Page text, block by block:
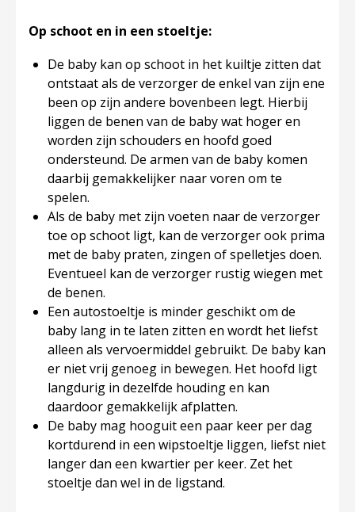
Op schoot en in een stoeltje:
De baby kan op schoot in het kuiltje zitten dat
ontstaat als de verzorger de enkel van zijn ene
been op zijn andere bovenbeen legt. Hierbij
liggen de benen van de baby wat hoger en
worden zijn schouders en hoofd goed
ondersteund. De armen van de baby komen
daarbij gemakkelijker naar voren om te
spelen.
Als de baby met zijn voeten naar de verzorger
toe op schoot ligt, kan de verzorger ook prima
met de baby praten, zingen of spelletjes doen.
Eventueel kan de verzorger rustig wiegen met
de benen.
Een autostoeltje is minder geschikt om de
baby lang in te laten zitten en wordt het liefst
alleen als vervoermiddel gebruikt. De baby kan
er niet vrij genoeg in bewegen. Het hoofd ligt
langdurig in dezelfde houding en kan
daardoor gemakkelijk afplatten.
De baby mag hooguit een paar keer per dag
kortdurend in een wipstoeltje liggen, liefst niet
langer dan een kwartier per keer. Zet het
stoeltje dan wel in de ligstand.